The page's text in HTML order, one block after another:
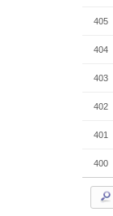
405
404
403
402
401
400